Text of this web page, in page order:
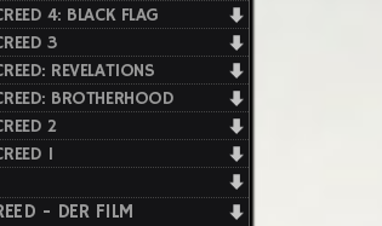
4: BLACK FLAG
3
REVELATIONS
BROTHERHOOD
2
1
- DER FILM